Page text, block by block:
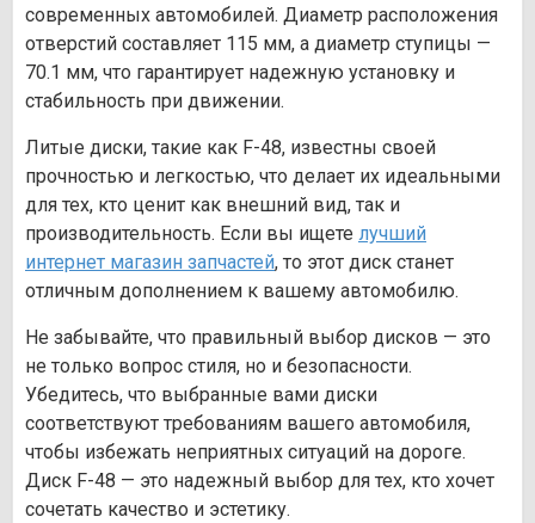
современных автомобилей. Диаметр расположения
отверстий составляет 115 мм, а диаметр ступицы —
70.1 мм, что гарантирует надежную установку и
стабильность при движении.
Литые диски, такие как F-48, известны своей
прочностью и легкостью, что делает их идеальными
для тех, кто ценит как внешний вид, так и
производительность. Если вы ищете лучший
интернет магазин запчастей, то этот диск станет
отличным дополнением к вашему автомобилю.
Не забывайте, что правильный выбор дисков — это
не только вопрос стиля, но и безопасности.
Убедитесь, что выбранные вами диски
соответствуют требованиям вашего автомобиля,
чтобы избежать неприятных ситуаций на дороге.
Диск F-48 — это надежный выбор для тех, кто хочет
сочетать качество и эстетику.